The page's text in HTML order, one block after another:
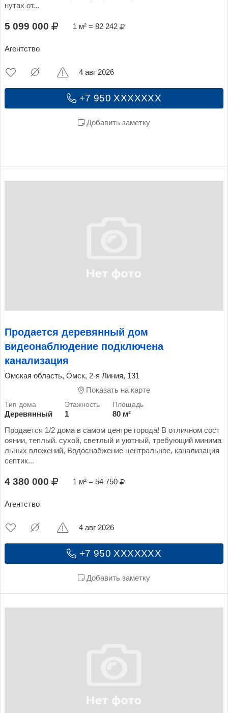
нутах от...
5 099 000 1 м² = 82 242
Агентство
+7 950 XXXXXXX
Добавить заметку
4 авг 2026
Продается деревянный дом
видеонаблюдение подключена
канализация
Омская область, Омск, 2-я Линия, 131
Показать на карте
Деревянный 1
80 м²
Продается 1/2 дома в самом центре города! В отличном сост
оянии, теплый. сухой, светлый и уютный, требующий минима
льных вложений, Водоснабжение центральное, канализация
септик...
4 380 000 1 м² = 54 750
Агентство
+7 950 XXXXXXX
Добавить заметку
4 авг 2026